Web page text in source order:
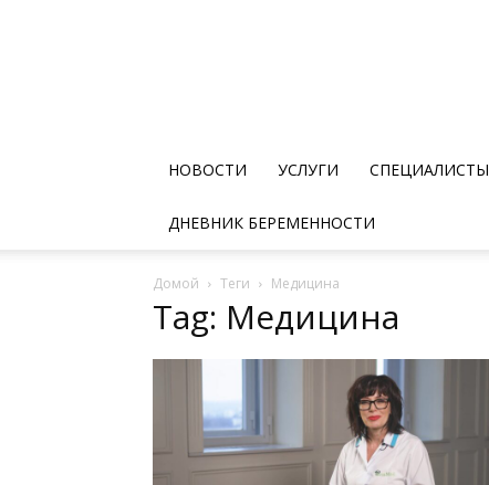
НОВОСТИ УСЛУГИ СПЕЦИАЛИСТЫ
ДНЕВНИК БЕРЕМЕННОСТИ
Домой Теги Медицина
Tag: Медицина